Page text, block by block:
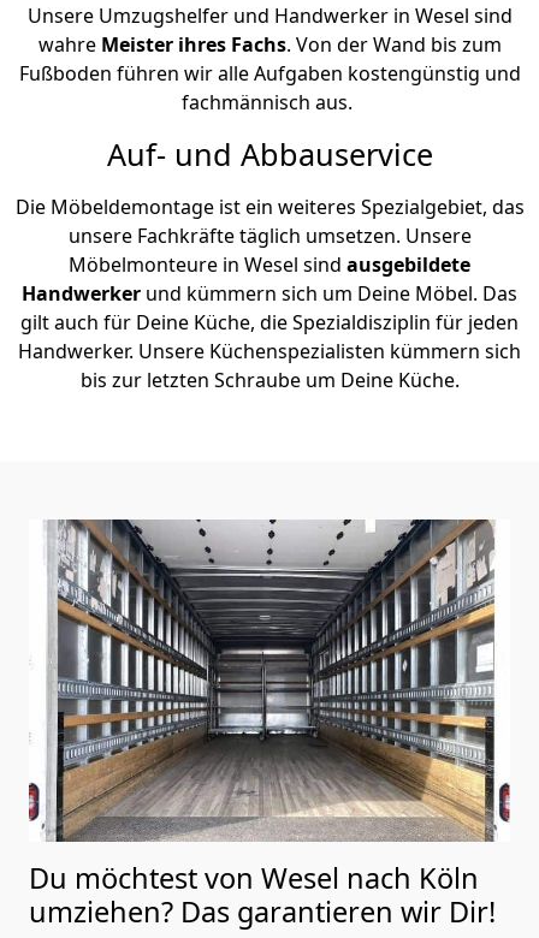
Unsere Umzugshelfer und Handwerker in Wesel sind
wahre Meister ihres Fachs. Von der Wand bis zum
Fußboden führen wir alle Aufgaben kostengünstig und
fachmännisch aus.
Auf- und Abbauservice
Die Möbeldemontage ist ein weiteres Spezialgebiet, das
unsere Fachkräfte täglich umsetzen. Unsere
Möbelmonteure in Wesel sind ausgebildete
Handwerker und kümmern sich um Deine Möbel. Das
gilt auch für Deine Küche, die Spezialdisziplin für jeden
Handwerker. Unsere Küchenspezialisten kümmern sich
bis zur letzten Schraube um Deine Küche.
Du möchtest von Wesel nach Köln
umziehen? Das garantieren wir Dir!